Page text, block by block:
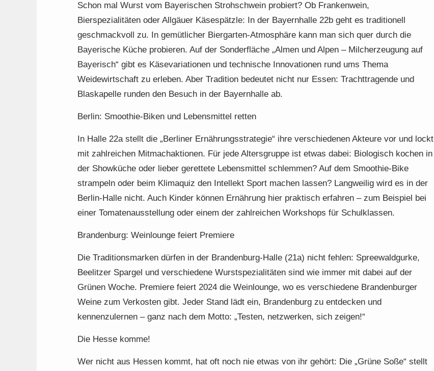
Schon mal Wurst vom Bayerischen Strohschwein probiert? Ob Frankenwein,
Bierspezialitäten oder Allgäuer Käsespätzle: In der Bayernhalle 22b geht es traditionell
geschmackvoll zu. In gemütlicher Biergarten-Atmosphäre kann man sich quer durch die
Bayerische Küche probieren. Auf der Sonderfläche „Almen und Alpen – Milcherzeugung auf
Bayerisch“ gibt es Käsevariationen und technische Innovationen rund ums Thema
Weidewirtschaft zu erleben. Aber Tradition bedeutet nicht nur Essen: Trachttragende und
Blaskapelle runden den Besuch in der Bayernhalle ab.
Berlin: Smoothie-Biken und Lebensmittel retten
In Halle 22a stellt die „Berliner Ernährungsstrategie“ ihre verschiedenen Akteure vor und lockt
mit zahlreichen Mitmachaktionen. Für jede Altersgruppe ist etwas dabei: Biologisch kochen in
der Showküche oder lieber gerettete Lebensmittel schlemmen? Auf dem Smoothie-Bike
strampeln oder beim Klimaquiz den Intellekt Sport machen lassen? Langweilig wird es in der
Berlin-Halle nicht. Auch Kinder können Ernährung hier praktisch erfahren – zum Beispiel bei
einer Tomatenausstellung oder einem der zahlreichen Workshops für Schulklassen.
Brandenburg: Weinlounge feiert Premiere
Die Traditionsmarken dürfen in der Brandenburg-Halle (21a) nicht fehlen: Spreewaldgurke,
Beelitzer Spargel und verschiedene Wurstspezialitäten sind wie immer mit dabei auf der
Grünen Woche. Premiere feiert 2024 die Weinlounge, wo es verschiedene Brandenburger
Weine zum Verkosten gibt. Jeder Stand lädt ein, Brandenburg zu entdecken und
kennenzulernen – ganz nach dem Motto: „Testen, netzwerken, sich zeigen!“
Die Hesse komme!
Wer nicht aus Hessen kommt, hat oft noch nie etwas von ihr gehört: Die „Grüne Soße“ stellt